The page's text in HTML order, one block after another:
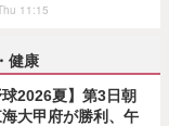
11:15
健康
球2026夏】第3日朝
大甲府が勝利、午